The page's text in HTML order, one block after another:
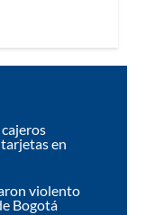
en
violento
Bogotá